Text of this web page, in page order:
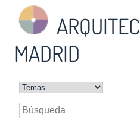
MADRID